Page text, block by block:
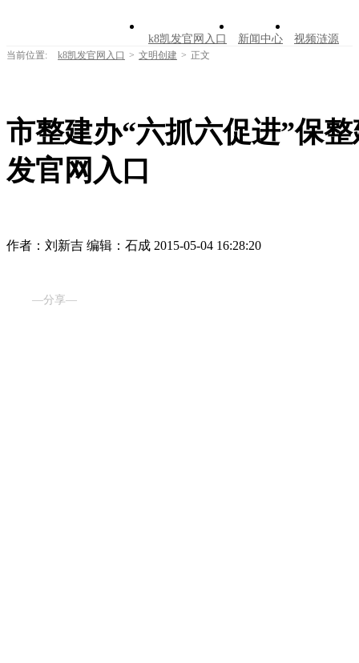
k8凯发官网入口 新闻中心 视频涟源
走进涟源
当前位置: k8凯发官网入口 > 文明创建 > 正文
市整建办“六抓六促进”保
发官网入口
作者：刘新吉 编辑：石成 2015-05-04 16:28:20
—分享—